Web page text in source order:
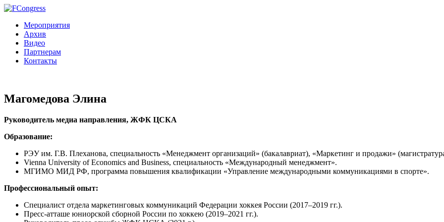
Мероприятия
Архив
Видео
Партнерам
Контакты
Магомедова Элина
Руководитель медиа направления, ЖФК ЦСКА
Образование:
РЭУ им. Г.В. Плеханова, специальность «Менеджмент организаций» (бакалавриат), «Маркетинг и продажи»
Vienna University of Economics and Business, специальность «Международный менеджмент».
МГИМО МИД РФ, программа повышения квалификации «Управление международными коммуникациями в спорте».
Профессиональный опыт:
Специалист отдела маркетинговых коммуникаций Федерации хоккея России (2017–2019 гг.).
Пресс-атташе юниорской сборной России по хоккею (2019–2021 гг.).